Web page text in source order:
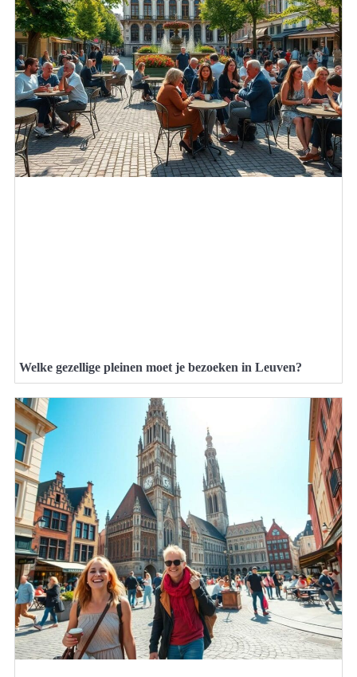
Welke gezellige pleinen moet je bezoeken in Leuven?